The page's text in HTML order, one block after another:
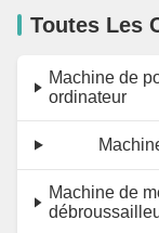
Toutes Les
Machine de
ordinateur
Machine de